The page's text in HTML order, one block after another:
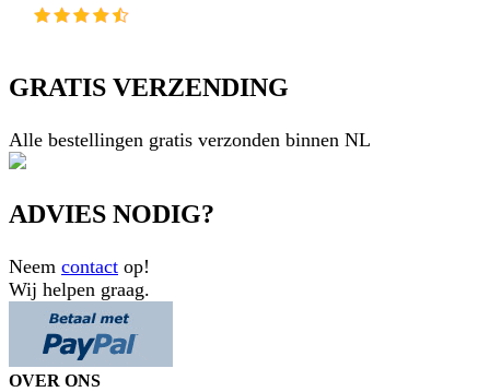
GRATIS VERZENDING
Alle bestellingen gratis verzonden binnen NL
ADVIES NODIG?
Neem contact op!
Wij helpen graag.
OVER ONS